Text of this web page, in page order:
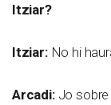
Itziar?
Itziar:No hi
Arcadi:Jo sobre